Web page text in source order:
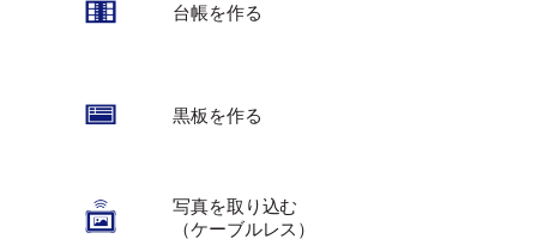
台帳を作る
黒板を作る
写真を取り込む
（ケーブルレス）